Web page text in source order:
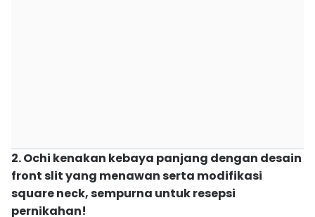
2. Ochi kenakan kebaya panjang dengan desain
front slit yang menawan serta modifikasi
square neck, sempurna untuk resepsi
pernikahan!